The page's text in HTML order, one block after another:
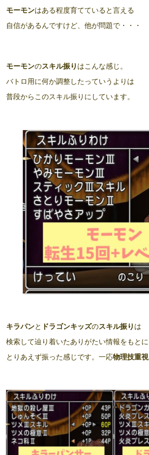
モーモンはある程度育てていると言える
自信があるんですけど、他が問題で・・・
モーモンのスキル振り はこんな感じ。
バトロ用に何か調整したっていうよりは
普段からこのスキル振りにしています。
キラパンと ドラゴンキッズのスキル振り は
検索して辿り着いたありがたい情報をもとに
とりあえず振った感じです。一応物理技重視